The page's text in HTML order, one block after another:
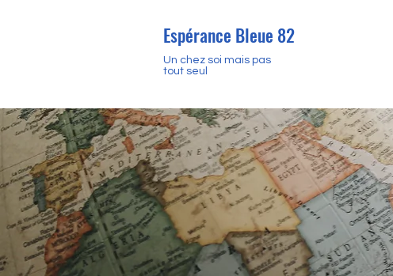
Espérance Bleue 82
Un chez soi mais pas
tout seul